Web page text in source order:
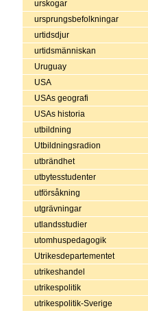
urskogar
ursprungsbefolkningar
urtidsdjur
urtidsmänniskan
Uruguay
USA
USAs geografi
USAs historia
utbildning
Utbildningsradion
utbrändhet
utbytesstudenter
utförsåkning
utgrävningar
utlandsstudier
utomhuspedagogik
Utrikesdepartementet
utrikeshandel
utrikespolitik
utrikespolitik-Sverige